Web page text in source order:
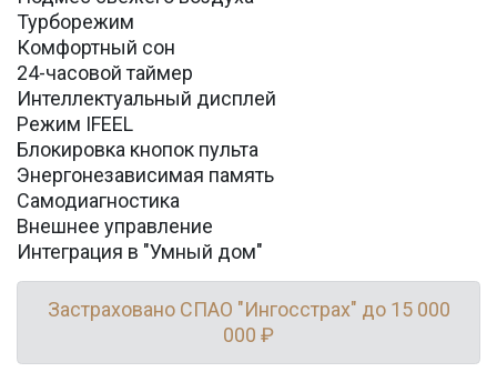
Турборежим
Комфортный сон
24-часовой таймер
Интеллектуальный дисплей
Режим IFEEL
Блокировка кнопок пульта
Энергонезависимая память
Самодиагностика
Внешнее управление
Интеграция в "Умный дом"
Застраховано СПАО "Ингосстрах" до 15 000
000 ₽